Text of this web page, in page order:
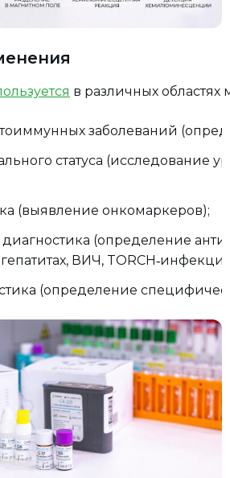
в различных
заболеваний
статуса (исследование
(выявление онкомаркеров);
(определение
ВИЧ,
(определение